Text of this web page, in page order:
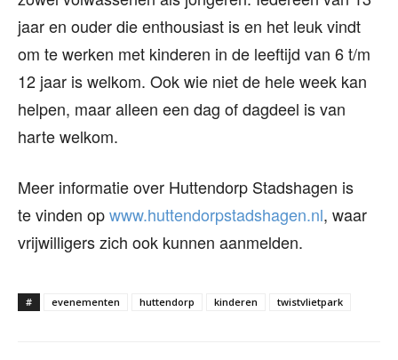
jaar en ouder die enthousiast is en het leuk vindt
om te werken met kinderen in de leeftijd van 6 t/m
12 jaar is welkom. Ook wie niet de hele week kan
helpen, maar alleen een dag of dagdeel is van
harte welkom.
Meer informatie over Huttendorp Stadshagen is
te vinden opwww.huttendorpstadshagen.nl, waar
vrijwilligers zich ook kunnen aanmelden.
# evenementen huttendorp kinderen twistvlietpark